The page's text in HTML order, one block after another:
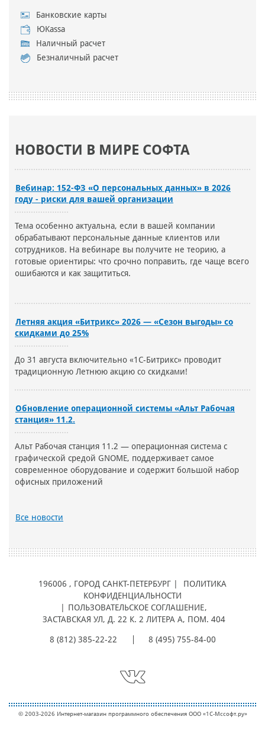
Банковские карты
ЮKassa
Наличный расчет
Безналичный расчет
НОВОСТИ В МИРЕ СОФТА
Вебинар: 152-ФЗ «О персональных данных» в 2026
году - риски для вашей организации
Тема особенно актуальна, если в вашей компании
обрабатывают персональные данные клиентов или
сотрудников. На вебинаре вы получите не теорию, а
готовые ориентиры: что срочно поправить, где чаще всего
ошибаются и как защититься.
Летняя акция «Битрикс» 2026 — «Сезон выгоды» со
скидками до 25%
До 31 августа включительно «1С-Битрикс» проводит
традиционную Летнюю акцию со скидками!
Обновление операционной системы «Альт Рабочая
станция» 11.2.
Альт Рабочая станция 11.2 — операционная система с
графической средой GNOME, поддерживает самое
современное оборудование и содержит большой набор
офисных приложений
Все новости
196006 , ГОРОД САНКТ-ПЕТЕРБУРГ |
ПОЛИТИКА
КОНФИДЕНЦИАЛЬНОСТИ
ПОЛЬЗОВАТЕЛЬСКОЕ СОГЛАШЕНИЕ,
ЗАСТАВСКАЯ УЛ, Д. 22 К. 2 ЛИТЕРА А, ПОМ. 404
8 (812) 385-22-22 8 (495) 755-84-00
© 2003-2026 Интернет-магазин программного обеспечения ООО «1С-Мcсофт.ру»